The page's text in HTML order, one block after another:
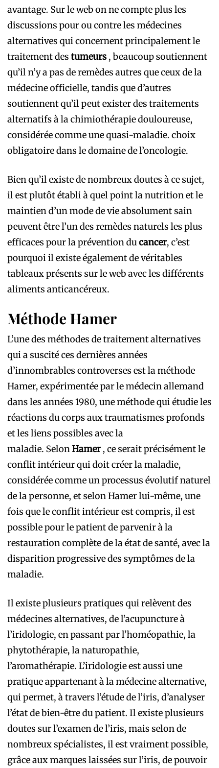
avantage. Sur le web on ne compte plus les
discussions pour ou contre les médecines
alternatives qui concernent principalement le
traitement des tumeurs , beaucoup soutiennent
qu’il n’y a pas de remèdes autres que ceux de la
médecine officielle, tandis que d’autres
soutiennent qu’il peut exister des traitements
alternatifs à la chimiothérapie douloureuse,
considérée comme une quasi-maladie. choix
obligatoire dans le domaine de l’oncologie.
Bien qu’il existe de nombreux doutes à ce sujet,
il est plutôt établi à quel point la nutrition et le
maintien d’un mode de vie absolument sain
peuvent être l’un des remèdes naturels les plus
efficaces pour la prévention ducancer, c’est
pourquoi il existe également de véritables
tableaux présents sur le web avec les différents
aliments anticancéreux.
Méthode Hamer
L’une des méthodes de traitement alternatives
qui a suscité ces dernières années
d’innombrables controverses est la méthode
Hamer, expérimentée par le médecin allemand
dans les années 1980, une méthode qui étudie les
réactions du corps aux traumatismes profonds
et les liens possibles avec la
maladie. SelonHamer, ce serait précisément le
conflit intérieur qui doit créer la maladie,
considérée comme un processus évolutif naturel
de la personne, et selon Hamer lui-même, une
fois que le conflit intérieur est compris, il est
possible pour le patient de parvenir à la
restauration complète de la état de santé, avec la
disparition progressive des symptômes de la
maladie.
Il existe plusieurs pratiques qui relèvent des
médecines alternatives, de l’acupuncture à
l’iridologie, en passant par l’homéopathie, la
phytothérapie, la naturopathie,
l’aromathérapie. L’iridologie est aussi une
pratique appartenant à la médecine alternative,
qui permet, à travers l’étude de l’iris, d’analyser
l’état de bien-être du patient. Il existe plusieurs
doutes sur l’examen de l’iris, mais selon de
nombreux spécialistes, il est vraiment possible,
grâce aux marques laissées sur l’iris, de pouvoir